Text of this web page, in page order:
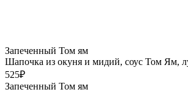
Запеченный Том ям
Шапочка из окуня и мидий, соус Том Ям,
525₽
Запеченный Том ям